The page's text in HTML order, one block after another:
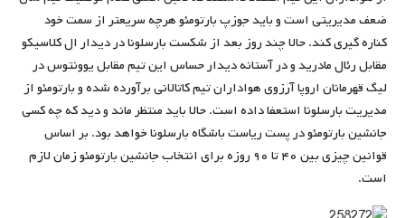
ضعف مدیریتی است و باید جوزپ بارتومئو هرچه سریعتر از سمت خود
کناره گیری کند. حالا چند روز بعد از شکست بارسلونا در دیدار ال کلاسیکو
مقابل رئال مادرید و در آستانه دیدار حساس این تیم مقابل یوونتوس در
لیگ قهرمانان اروپا آرزوی هواداران تیم کاتالانی برآورده شده و بارتومئو از
مدیریت بارسلونا استعفا داده است. حالا باید منتظر ماند و دید که چه کسی
جانشین بارتومئو در پست ریاست باشگاه بارسلونا خواهد بود. بر اساس
قوانین چیزی بین ۴۰ تا ۹۰ روزه برای انتخاب جانشین بارتومئو زمان لازم
است.